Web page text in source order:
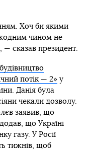
Хоч би якими
чином не
— сказав президент.
потік — 2»у
Данія була
чекали дозволу.
заявив, що
що Україні
газу. У Росії
тижнів, щоб